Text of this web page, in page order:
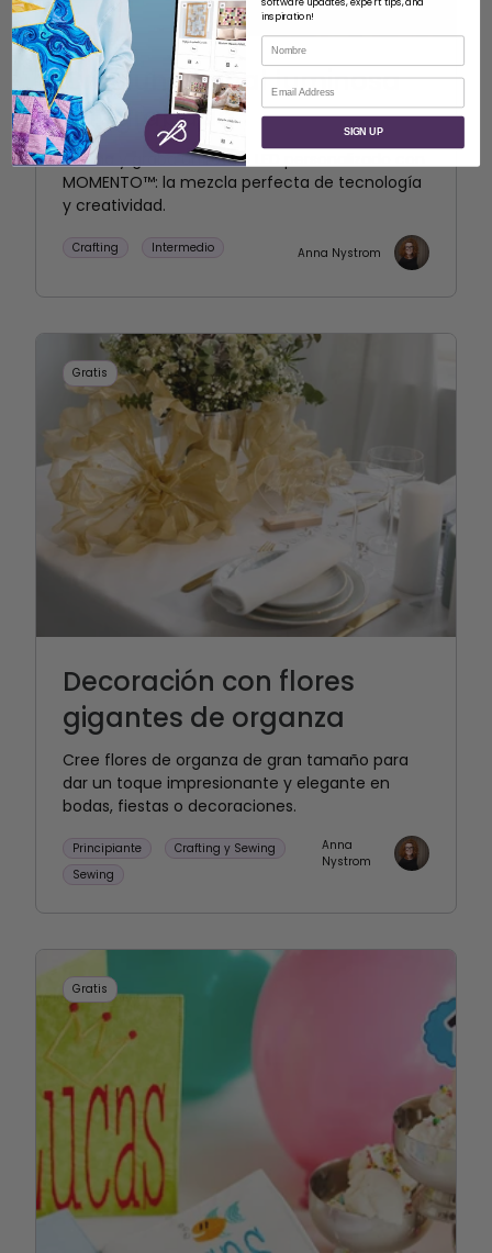
Cree una señal luminosa
LED grabada
Diseña y graba un rótulo LED personalizado con
MOMENTO™: la mezcla perfecta de tecnología
y creatividad.
Crafting Intermedio Anna Nystrom
Gratis
Decoración con flores
gigantes de organza
Cree flores de organza de gran tamaño para
dar un toque impresionante y elegante en
bodas, fiestas o decoraciones.
Principiante
Crafting y Sewing
Sewing
Anna
Nystrom
Gratis
inspiration!
Nombre
Correo electrónico
SIGN UP